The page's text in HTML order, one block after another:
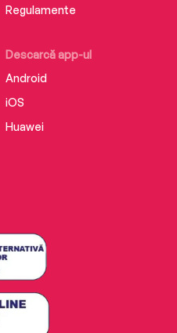
Descarcă app-ul
Android
iOS
Huawei
Regulamente